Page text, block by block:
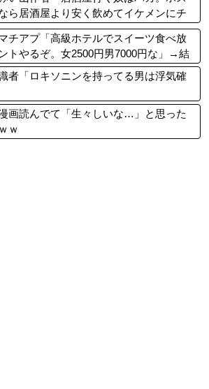
ら居酒屋より安く飲めてイケメンにチ
る」
マチアプ「高級ホテルでスイーツ食べ放
トやるぞ。女2500円男7000円な」→結
識者「ロキソニンを持ってる男は浮気確
漫画読んでて「生々しいな…」と思った
ｗ